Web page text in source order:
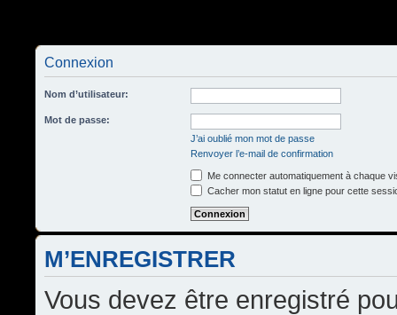
Connexion
Nom d’utilisateur:
Mot de passe:
J’ai oublié mon mot de passe
Renvoyer l’e-mail de confirmation
Me connecter automatiquement à chaque
Cacher mon statut en ligne pour cette
M’ENREGISTRER
Vous devez être enregistré